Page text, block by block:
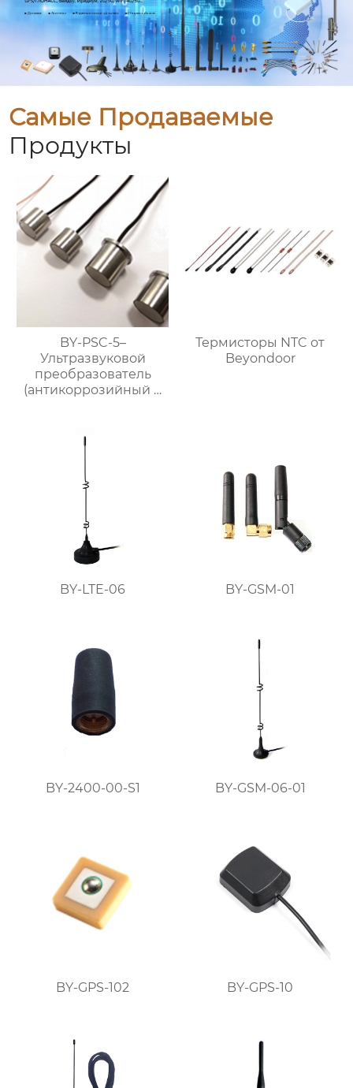
Самые Продаваемые
Продукты
BY-PSC-5–
Ультразвуковой
преобразователь
(антикоррозийный и
температуры)
Термисторы NTC от
Beyondoor
BY-LTE-06 BY-GSM-01
BY-2400-00-S1 BY-GSM-06-01
BY-GPS-102 BY-GPS-10